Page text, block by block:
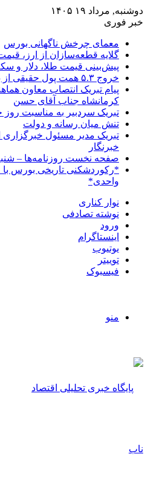
دوشنبه, مرداد ۱۹ ۱۴۰۵
خبر فوری
معمای چرخش ناگهانی بورس
گلایه قطعه‌سازان از ارز،
پیش‌بینی قیمت طلا، دلار و سکه امروز ۱۸
خروج ۵.۳ همت پول حقیقی از بازار سهام
پیام تبریک انتصاب معاون
کرمانشاه جناب آقای حسن
تبریک سردبیر به مناسبت روز
تنش میان رسانه و دولت
تبریک مدیر مسئول خبرگزاری
خبرنگار
صفحه نخست روزنامه‌ها – شنبه ۱۷
واحدی*
نوار کناری
نوشته تصادفی
ورود
اینستاگرام
یوتیوب
توییتر
فیسبوک
منو